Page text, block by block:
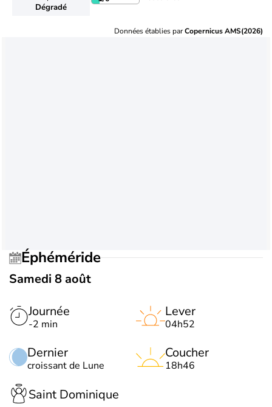
Dégradé
Données établies parCopernicus AMS(2026)
Éphéméride
Samedi 8 août
Journée
-2 min
Dernier
croissant de Lune
Lever
04h52
Coucher
18h46
Saint Dominique